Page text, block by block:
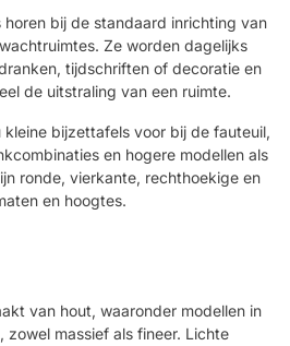
bij de standaard inrichting van
Ze worden dagelijks
tijdschriften of decoratie en
de uitstraling van een ruimte.
bijzettafels voor bij de fauteuil,
en hogere modellen als
ronde, vierkante, rechthoekige en
en hoogtes.
van hout, waaronder modellen in
zowel massief als fineer. Lichte